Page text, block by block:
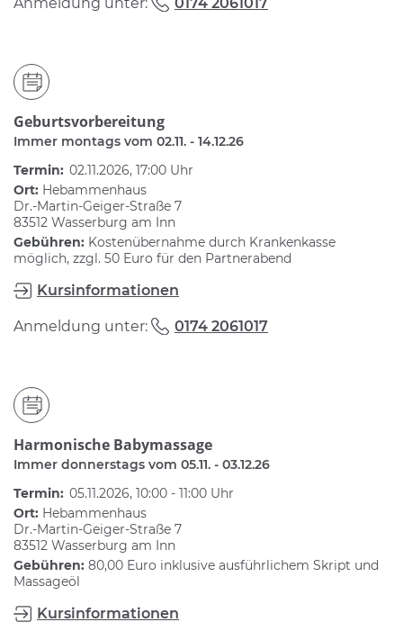
Geburtsvorbereitung
Immer montags vom 02.11. - 14.12.26
Termin: 02.11.2026, 17:00 Uhr
Ort: Hebammenhaus
Dr.-Martin-Geiger-Straße 7
83512 Wasserburg am Inn
Gebühren: Kostenübernahme durch Krankenkasse
möglich, zzgl. 50 Euro für den Partnerabend
Kursinformationen
Anmeldung unter: 0174 2061017
Harmonische Babymassage
Immer donnerstags vom 05.11. - 03.12.26
Termin: 05.11.2026, 10:00 - 11:00 Uhr
Ort: Hebammenhaus
Dr.-Martin-Geiger-Straße 7
83512 Wasserburg am Inn
Gebühren: 80,00 Euro inklusive ausführlichem Skript und
Massageöl
Kursinformationen